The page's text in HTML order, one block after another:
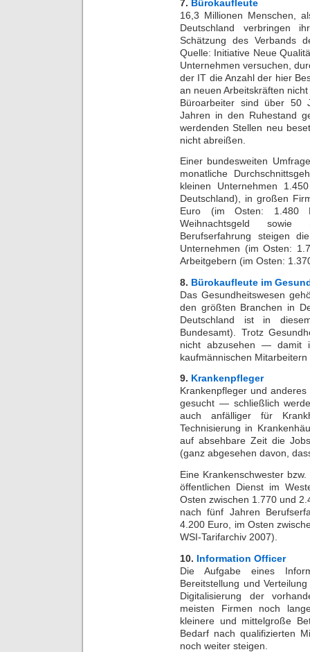
7. Bürokaufleute
16,3 Millionen Menschen,
Deutschland verbringen
Schätzung des Verbands
Quelle: Initiative Neue
Unternehmen versuchen,
der IT die Anzahl der hier
an neuen Arbeitskräften
Büroarbeiter sind über 50
Jahren in den Ruhestand
werdenden Stellen neu
nicht abreißen.
Einer bundesweiten
monatliche
kleinen Unternehmen
Deutschland), in großen
Euro (im Osten: 1.480
Weihnachtsgeld sowie
Berufserfahrung steigen
Unternehmen (im Osten:
Arbeitgebern (im Osten:
8. Bürokaufleute im
Das Gesundheitswesen
den größten Branchen in
Deutschland ist in
Bundesamt). Trotz
nicht abzusehen — damit
kaufmännischen
9. Krankenpfleger
Krankenpfleger und
gesucht — schließlich
auch anfälliger für
Technisierung in
auf absehbare Zeit die
(ganz abgesehen davon,
Eine Krankenschwester
öffentlichen Dienst im
Osten zwischen 1.770 und
nach fünf Jahren
4.200 Euro, im Osten
WSI-Tarifarchiv 2007).
10. Information Officer
Die Aufgabe eines
Bereitstellung und
Digitalisierung der
meisten Firmen noch
kleinere und mittelgroße
Bedarf nach qualifizierten
noch weiter steigen.